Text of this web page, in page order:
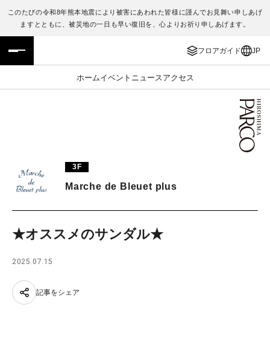
このたびの令和8年熊本地震により被害にあわれた皆様に謹んでお見舞い申しあげ
ますとともに、被災地の一日も早い復旧を、心よりお祈り申しあげます。
フロアガイド JP
ホームイベント ニュース アクセス
フロアガイド
施設案内・アクセス
TAX FREE
ENGLISH
繁体字
日本語
3F
Marche de Bleuet plus
★オススメのサンダル★
2025.07.15
記事をシェア